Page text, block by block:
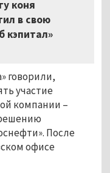
коня
в свою
кэпитал»
говорили,
участие
компании –
После
офисе